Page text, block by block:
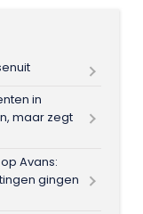
in
maar zegt
Avans:
gingen